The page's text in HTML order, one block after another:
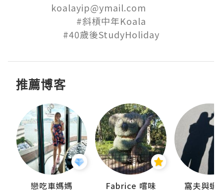
koalayip@ymail.com
#斜槓中年Koala
推薦博客
戀吃車媽媽 Fabrice 嚐味 窩夫與蝦